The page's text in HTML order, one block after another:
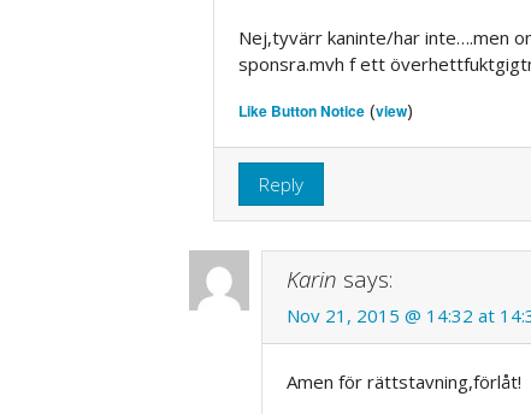
Nej,tyvärr kaninte/har inte….men
sponsra.mvh f ett
Like Button Notice (view)
Reply
Karin says:
Nov 21, 2015 @ 14:32 at
Amen för rättstavning,förlåt!